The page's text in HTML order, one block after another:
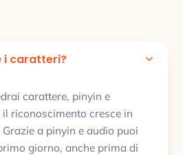
i caratteri?
carattere, pinyin e
riconoscimento cresce in
a pinyin e audio puoi
giorno, anche prima di